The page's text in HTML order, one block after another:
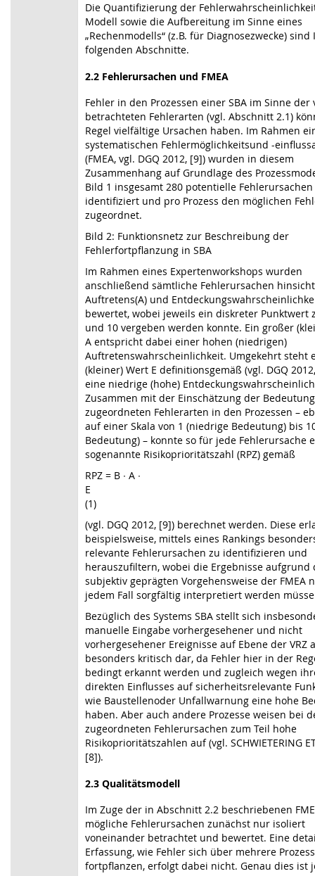
Die Quantifizierung der
Modell sowie die Aufbereitung im Sinne eines
„Rechenmodells“ (z.B. für Diagnosezwecke)
folgenden Abschnitte.
2.2 Fehlerursachen und FMEA
Fehler in den Prozessen einer SBA im Sinne der
betrachteten Fehlerarten (vgl. Abschnitt 2.1)
Regel vielfältige Ursachen haben. Im Rahmen
systematischen Fehlermöglichkeitsund -
(FMEA, vgl. DGQ 2012, [9]) wurden in diesem
Zusammenhang auf Grundlage des
Bild 1 insgesamt 280 potentielle Fehlerursachen
identifiziert und pro Prozess den möglichen
zugeordnet.
Bild 2: Funktionsnetz zur Beschreibung der
Fehlerfortpflanzung in SBA
Im Rahmen eines Expertenworkshops wurden
anschließend sämtliche Fehlerursachen
Auftretens(A) und
bewertet, wobei jeweils ein diskreter Punktwert
und 10 vergeben werden konnte. Ein großer
A entspricht dabei einer hohen (niedrigen)
Auftretenswahrscheinlichkeit. Umgekehrt steht
(kleiner) Wert E definitionsgemäß (vgl. DGQ
eine niedrige (hohe)
Zusammen mit der Einschätzung der
zugeordneten Fehlerarten in den Prozessen –
auf einer Skala von 1 (niedrige Bedeutung) bis
Bedeutung) – konnte so für jede Fehlerursache
sogenannte Risikoprioritätszahl (RPZ) gemäß
RPZ = B ∙ A ∙
(1)
(vgl. DGQ 2012, [9]) berechnet werden. Diese
beispielsweise, mittels eines Rankings
relevante Fehlerursachen zu identifizieren und
herauszufiltern, wobei die Ergebnisse aufgrund
subjektiv geprägten Vorgehensweise der FMEA
jedem Fall sorgfältig interpretiert werden
Bezüglich des Systems SBA stellt sich
manuelle Eingabe vorhergesehener und nicht
vorhergesehener Ereignisse auf Ebene der VRZ
besonders kritisch dar, da Fehler hier in der
bedingt erkannt werden und zugleich wegen
direkten Einflusses auf sicherheitsrelevante
wie Baustellenoder Unfallwarnung eine hohe
haben. Aber auch andere Prozesse weisen bei
zugeordneten Fehlerursachen zum Teil hohe
Risikoprioritätszahlen auf (vgl. SCHWIETERING
[8]).
2.3 Qualitätsmodell
Im Zuge der in Abschnitt 2.2 beschriebenen
mögliche Fehlerursachen zunächst nur isoliert
voneinander betrachtet und bewertet. Eine
Erfassung, wie Fehler sich über mehrere
fortpflanzen, erfolgt dabei nicht. Genau dies ist